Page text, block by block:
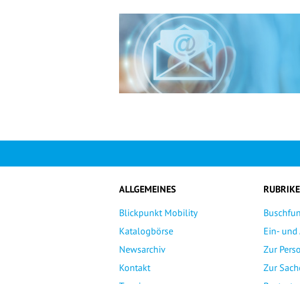
ALLGEMEINES
Blickpunkt Mobility
Katalogbörse
Newsarchiv
Kontakt
Ein-
Zur
Zur